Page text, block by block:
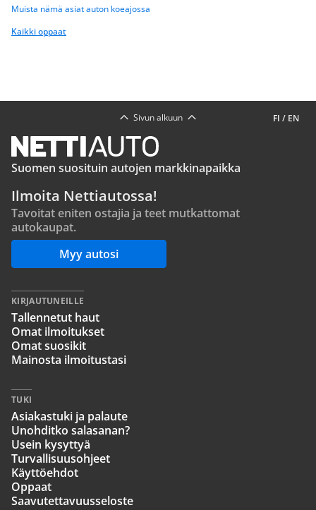
Muista nämä asiat auton koeajossa
Kaikki oppaat
FI / EN
Sivun alkuun
Suomen suosituin autojen markkinapaikka
Ilmoita Nettiautossa!
Tavoitat eniten ostajia ja teet mutkattomat
autokaupat.
Myy autosi
KIRJAUTUNEILLE
Tallennetut haut
Omat ilmoitukset
Omat suosikit
Mainosta ilmoitustasi
TUKI
Asiakastuki ja palaute
Unohditko salasanan?
Usein kysyttyä
Turvallisuusohjeet
Käyttöehdot
Oppaat
Saavutettavuusseloste